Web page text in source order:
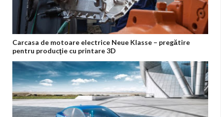
Carcasa de motoare electrice Neue Klasse – pregătire
pentru producţie cu printare 3D